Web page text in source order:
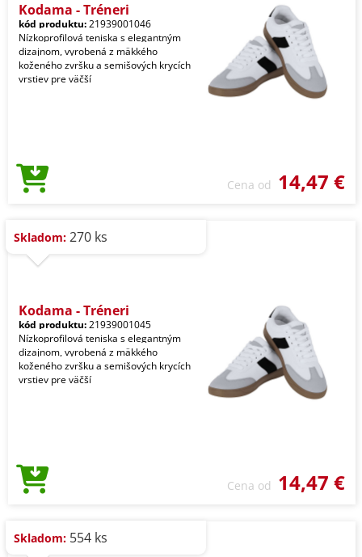
Kodama - Tréneri
kód produktu:21939001046
Nízkoprofilová teniska s elegantným
dizajnom, vyrobená z mäkkého
koženého zvršku a semišových krycích
vrstiev pre väčší
Cena od 14,47 €
Skladom: 270 ks
Kodama - Tréneri
kód produktu:21939001045
Nízkoprofilová teniska s elegantným
dizajnom, vyrobená z mäkkého
koženého zvršku a semišových krycích
vrstiev pre väčší
Cena od 14,47 €
Skladom: 554 ks